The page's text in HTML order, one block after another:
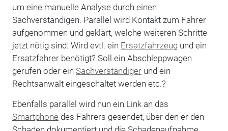
um eine manuelle Analyse durch einen
Sachverständigen. Parallel wird Kontakt zum Fahrer
aufgenommen und geklärt, welche weiteren Schritte
jetzt nötig sind: Wird evtl. ein Ersatzfahrzeugund ein
Ersatzfahrer benötigt? Soll ein Abschleppwagen
gerufen oder ein Sachverständigerund ein
Rechtsanwalt eingeschaltet werden etc.?
Ebenfalls parallel wird nun ein Link an das
Smartphone des Fahrers gesendet, über den er den